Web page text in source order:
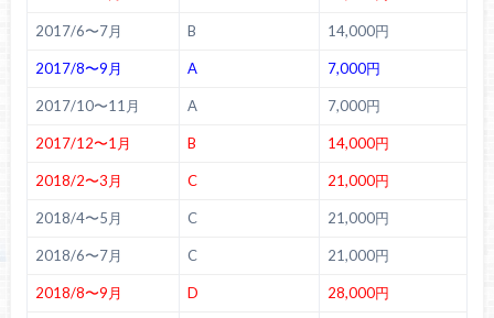
2017/6〜7月 B 14,000円
2017/8〜9月 A 7,000円
2017/10〜11月 A 7,000円
2017/12〜1月 B 14,000円
2018/2〜3月 C 21,000円
2018/4〜5月 C 21,000円
2018/6〜7月 C 21,000円
2018/8〜9月 D 28,000円